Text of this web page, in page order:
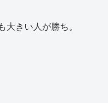
きい人が勝ち。